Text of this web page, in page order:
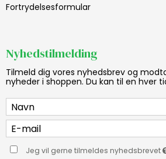
Fortrydelsesformular
Nyhedstilmelding
Tilmeld dig vores nyhedsbrev og
nyheder i shoppen. Du kan til en hver
Jeg vil gerne tilmeldes nyhedsbrevet